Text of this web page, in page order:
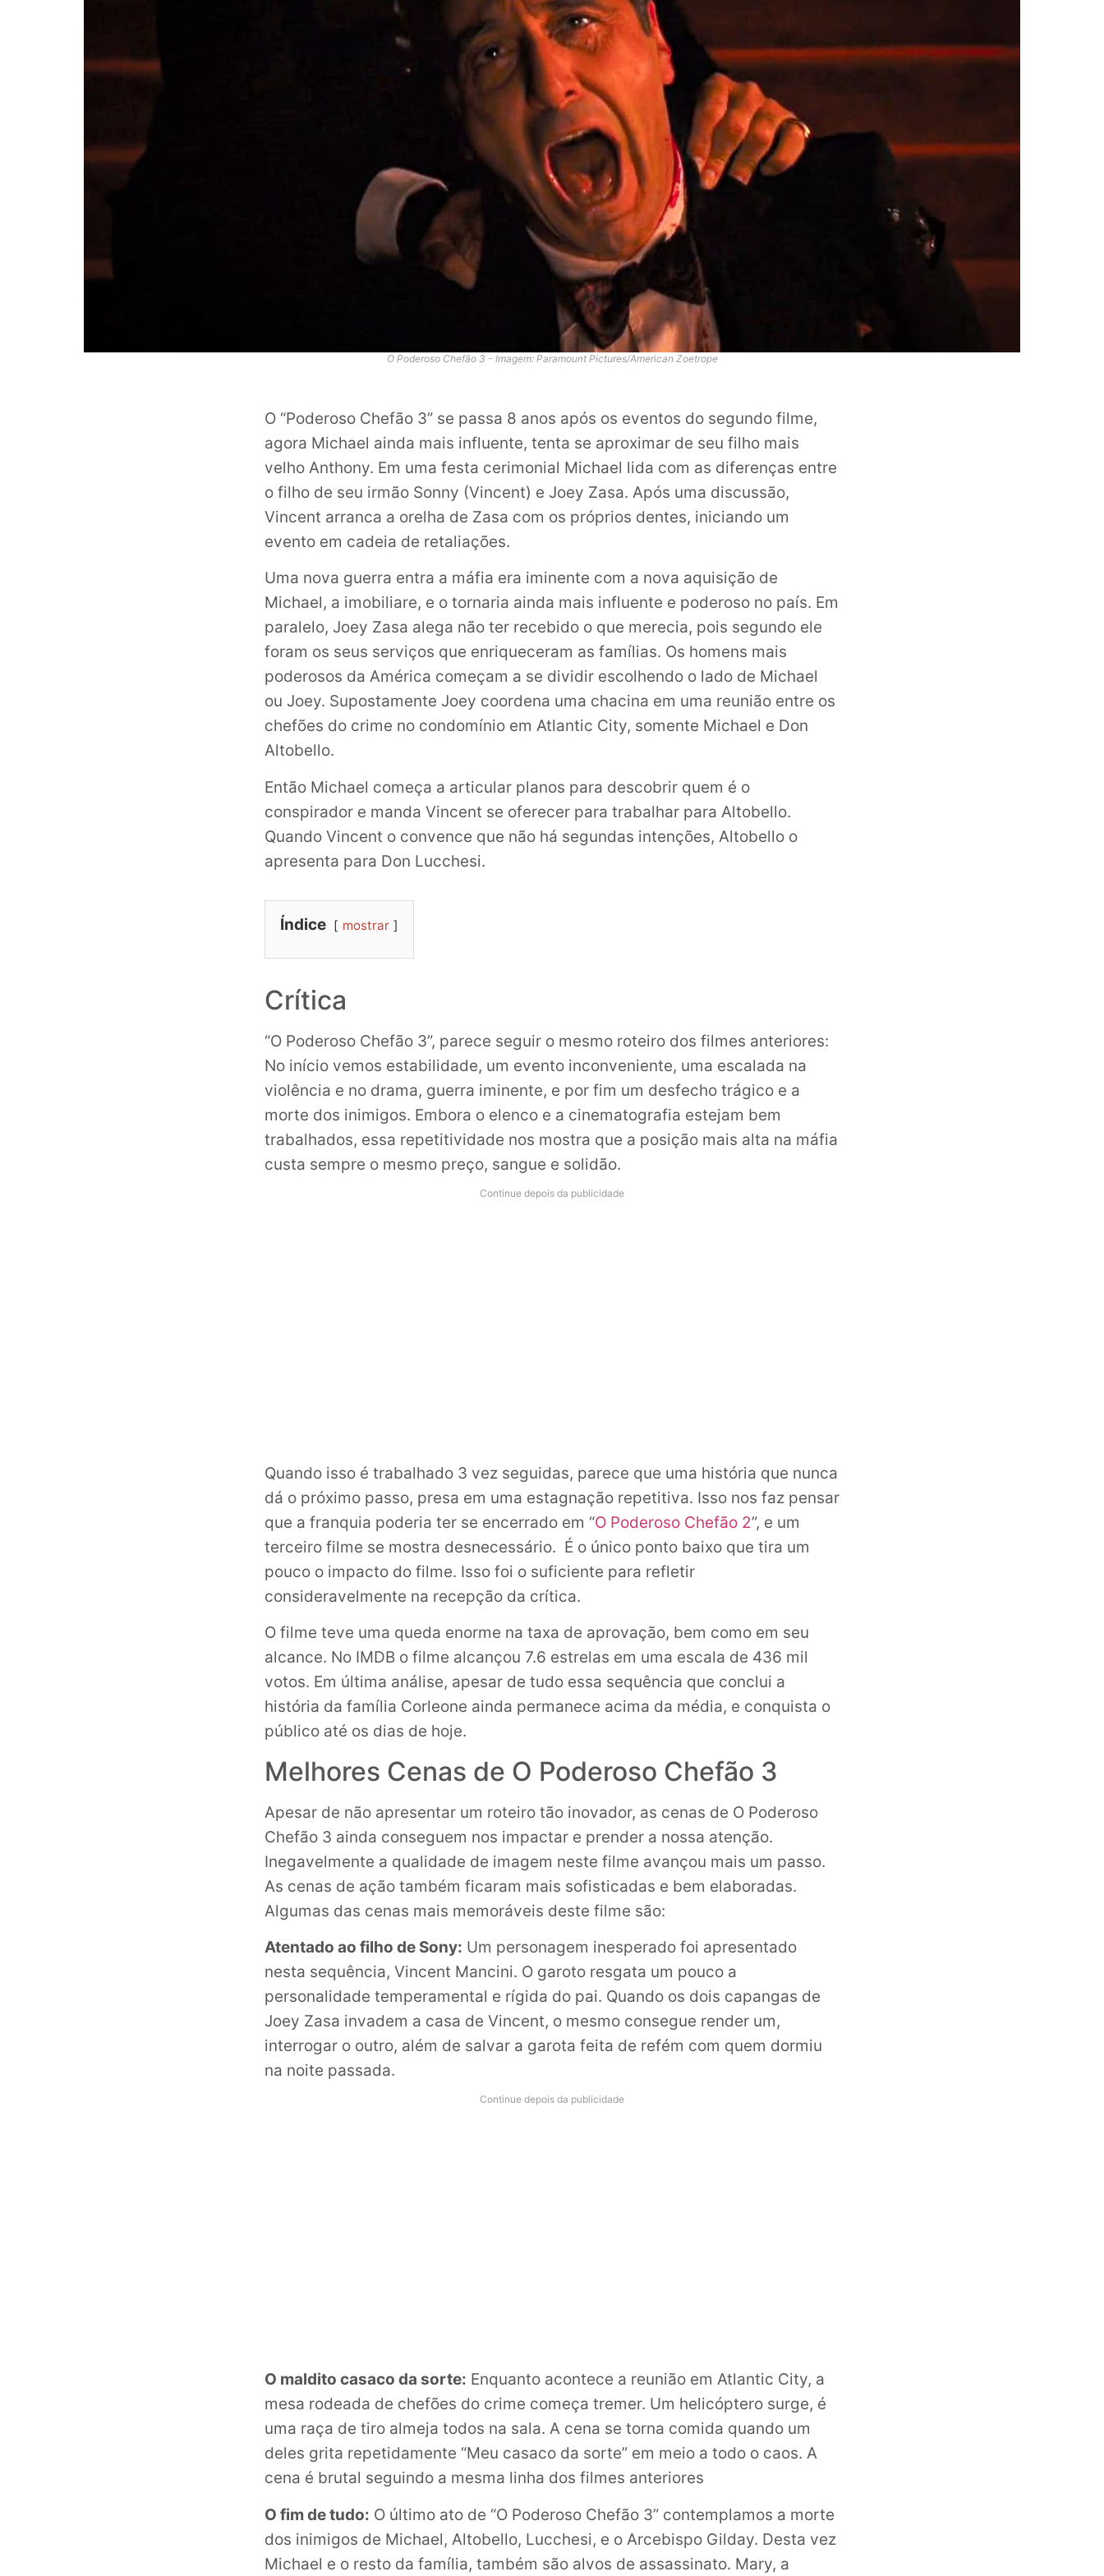
O Poderoso Chefão 3 - Imagem: Paramount Pictures/American Zoetrope
O “Poderoso Chefão 3” se passa 8 anos após os eventos do segundo filme,
agora Michael ainda mais influente, tenta se aproximar de seu filho mais
velho Anthony. Em uma festa cerimonial Michael lida com as diferenças entre
o filho de seu irmão Sonny (Vincent) e Joey Zasa. Após uma discussão,
Vincent arranca a orelha de Zasa com os próprios dentes, iniciando um
evento em cadeia de retaliações.
Uma nova guerra entra a máfia era iminente com a nova aquisição de
Michael, a imobiliare, e o tornaria ainda mais influente e poderoso no país. Em
paralelo, Joey Zasa alega não ter recebido o que merecia, pois segundo ele
foram os seus serviços que enriqueceram as famílias. Os homens mais
poderosos da América começam a se dividir escolhendo o lado de Michael
ou Joey. Supostamente Joey coordena uma chacina em uma reunião entre os
chefões do crime no condomínio em Atlantic City, somente Michael e Don
Altobello.
Então Michael começa a articular planos para descobrir quem é o
conspirador e manda Vincent se oferecer para trabalhar para Altobello.
Quando Vincent o convence que não há segundas intenções, Altobello o
apresenta para Don Lucchesi.
Índice mostrar
Crítica
“O Poderoso Chefão 3”, parece seguir o mesmo roteiro dos filmes anteriores:
No início vemos estabilidade, um evento inconveniente, uma escalada na
violência e no drama, guerra iminente, e por fim um desfecho trágico e a
morte dos inimigos. Embora o elenco e a cinematografia estejam bem
trabalhados, essa repetitividade nos mostra que a posição mais alta na máfia
custa sempre o mesmo preço, sangue e solidão.
Continue depois da publicidade
Quando isso é trabalhado 3 vez seguidas, parece que uma história que nunca
dá o próximo passo, presa em uma estagnação repetitiva. Isso nos faz pensar
que a franquia poderia ter se encerrado em “O Poderoso Chefão 2”, e um
terceiro filme se mostra desnecessário. É o único ponto baixo que tira um
pouco o impacto do filme. Isso foi o suficiente para refletir
consideravelmente na recepção da crítica.
O filme teve uma queda enorme na taxa de aprovação, bem como em seu
alcance. No IMDB o filme alcançou 7.6 estrelas em uma escala de 436 mil
votos. Em última análise, apesar de tudo essa sequência que conclui a
história da família Corleone ainda permanece acima da média, e conquista o
público até os dias de hoje.
Melhores Cenas de O Poderoso Chefão 3
Apesar de não apresentar um roteiro tão inovador, as cenas de O Poderoso
Chefão 3 ainda conseguem nos impactar e prender a nossa atenção.
Inegavelmente a qualidade de imagem neste filme avançou mais um passo.
As cenas de ação também ficaram mais sofisticadas e bem elaboradas.
Algumas das cenas mais memoráveis deste filme são:
Atentado ao filho de Sony: Um personagem inesperado foi apresentado
nesta sequência, Vincent Mancini. O garoto resgata um pouco a
personalidade temperamental e rígida do pai. Quando os dois capangas de
Joey Zasa invadem a casa de Vincent, o mesmo consegue render um,
interrogar o outro, além de salvar a garota feita de refém com quem dormiu
na noite passada.
Continue depois da publicidade
O maldito casaco da sorte: Enquanto acontece a reunião em Atlantic City, a
mesa rodeada de chefões do crime começa tremer. Um helicóptero surge, é
uma raça de tiro almeja todos na sala. A cena se torna comida quando um
deles grita repetidamente “Meu casaco da sorte” em meio a todo o caos. A
cena é brutal seguindo a mesma linha dos filmes anteriores
O fim de tudo: O último ato de “O Poderoso Chefão 3” contemplamos a morte
dos inimigos de Michael, Altobello, Lucchesi, e o Arcebispo Gilday. Desta vez
Michael e o resto da família, também são alvos de assassinato. Mary, a